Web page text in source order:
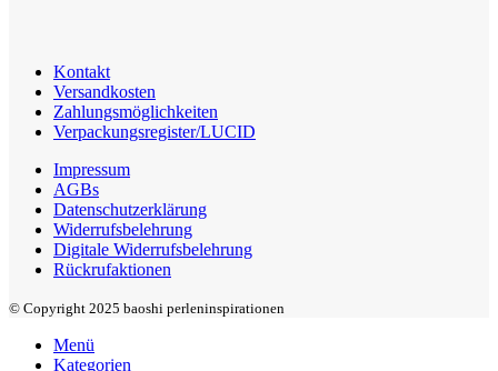
Kontakt
Versandkosten
Zahlungsmöglichkeiten
Verpackungsregister/LUCID
Impressum
AGBs
Datenschutzerklärung
Widerrufsbelehrung
Digitale Widerrufsbelehrung
Rückrufaktionen
© Copyright 2025 baoshi perleninspirationen
Menü
Kategorien